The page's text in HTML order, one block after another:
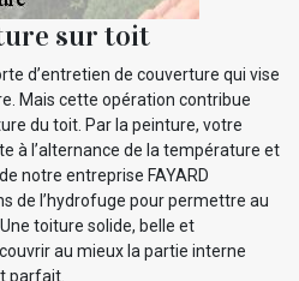
sur toit
d’entretien de couverture qui vise
Mais cette opération contribue
du toit. Par la peinture, votre
à l’alternance de la température et
notre entreprise FAYARD
de l’hydrofuge pour permettre au
toiture solide, belle et
au mieux la partie interne
parfait.